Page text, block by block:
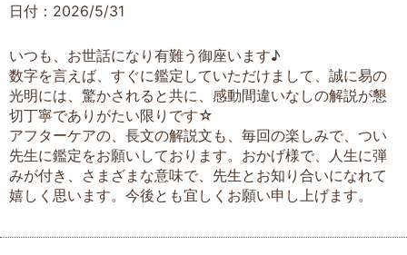
日付：2026/5/31
いつも、お世話になり有難う御座います♪
数字を言えば、すぐに鑑定していただけまして、誠に易の
光明には、驚かされると共に、感動間違いなしの解説が懇
切丁寧でありがたい限りです☆
アフターケアの、長文の解説文も、毎回の楽しみで、つい
先生に鑑定をお願いしております。おかげ様で、人生に弾
みが付き、さまざまな意味で、先生とお知り合いになれて
嬉しく思います。今後とも宜しくお願い申し上げます。